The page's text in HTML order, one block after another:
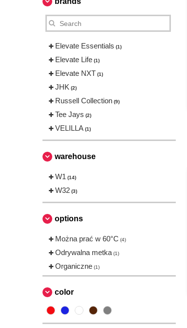
Elevate Essentials (1)
Elevate Life (1)
Elevate NXT (1)
JHK (2)
Russell Collection (9)
Tee Jays (2)
VELILLA (1)
warehouse
W1 (14)
W32 (3)
options
Można prać w 60°C (4)
Odrywalna metka (1)
Organiczne (1)
color